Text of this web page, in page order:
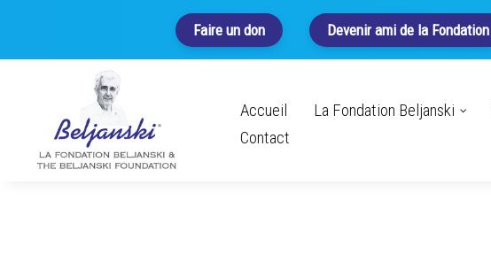
Faire un don Devenir ami de la Fondation
Accueil La Fondation Beljanski
Contact